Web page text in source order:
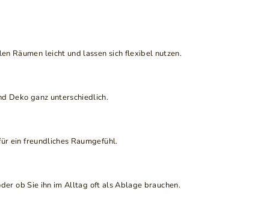
Räumen leicht und lassen sich flexibel nutzen.
Deko ganz unterschiedlich.
ein freundliches Raumgefühl.
ob Sie ihn im Alltag oft als Ablage brauchen.